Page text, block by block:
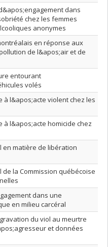
dans
chez les femmes
anonymes
en réponse aux
de l&apos;air et de
entourant
volés
à l&apos;acte violent chez les
à l&apos;acte homicide chez
en matière de libération
la Commission québécoise
dans une
en milieu carcéral
du viol au meurtre
et données